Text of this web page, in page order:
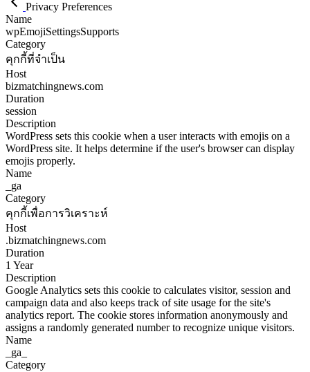
Privacy Preferences
Name
wpEmojiSettingsSupports
Category
คุกกี้ที่จำเป็น
Host
bizmatchingnews.com
Duration
session
Description
WordPress sets this cookie when a user interacts with emojis on a
WordPress site. It helps determine if the user's browser can display
emojis properly.
Name
_ga
Category
คุกกี้เพื่อการวิเคราะห์
Host
.bizmatchingnews.com
Duration
1 Year
Description
Google Analytics sets this cookie to calculates visitor, session and
campaign data and also keeps track of site usage for the site's
analytics report. The cookie stores information anonymously and
assigns a randomly generated number to recognize unique visitors.
Name
_ga_
Category